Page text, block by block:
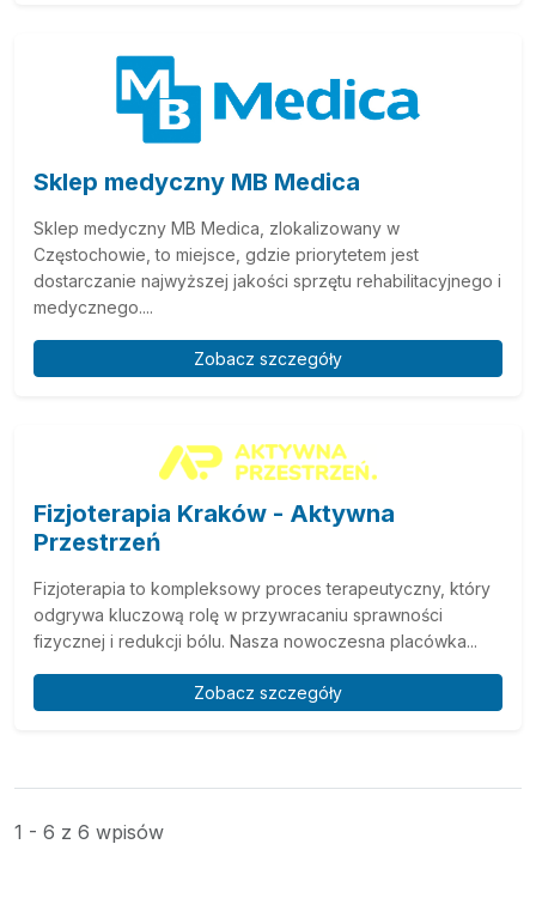
Sklep medyczny MB Medica
Sklep medyczny MB Medica, zlokalizowany w
Częstochowie, to miejsce, gdzie priorytetem jest
dostarczanie najwyższej jakości sprzętu rehabilitacyjnego i
medycznego....
Zobacz szczegóły
Fizjoterapia Kraków - Aktywna
Przestrzeń
Fizjoterapia to kompleksowy proces terapeutyczny, który
odgrywa kluczową rolę w przywracaniu sprawności
fizycznej i redukcji bólu. Nasza nowoczesna placówka...
Zobacz szczegóły
1 - 6 z 6 wpisów